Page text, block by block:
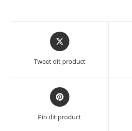
Opent
in
nieuw
Tweet dit product
Opent
in
nieuw
Pin dit product